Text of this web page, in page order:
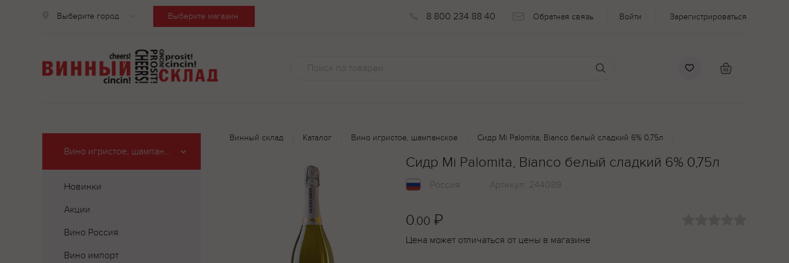
Выберите город Выберите магазин 8 800 234 88 40 Обратная связь Войти Зарегистрироваться
Вино игристое, шампанское
Новинки
Акции
Вино Россия
Вино импорт
Винный склад Каталог Вино игристое, шампанское Сидр Mi Palomita, Bianco белый сладкий 6% 0,75л
Сидр Mi Palomita, Bianco белый сладкий 6% 0,75л
Россия Артикул: 244089
0.00 ₽
Цена может отличаться от цены в магазине